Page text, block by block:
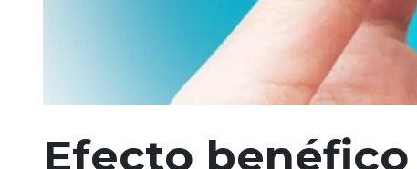
Efecto